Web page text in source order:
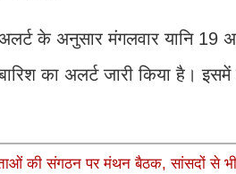
के अनुसार मंगलवार यानि 19
का अलर्ट जारी किया है।
की संगठन पर मंथन बैठक, सांसदों से भी